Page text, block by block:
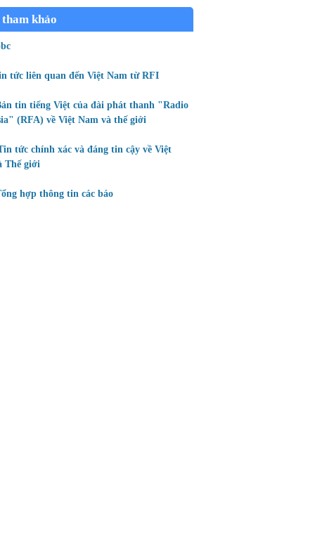
tham khảo
tức liên quan đến Việt Nam từ RFI
tin tiếng Việt của đài phát thanh "Radio
(RFA) về Việt Nam và thế giới
tức chính xác và đáng tin cậy về Việt
Thế giới
hợp thông tin các báo